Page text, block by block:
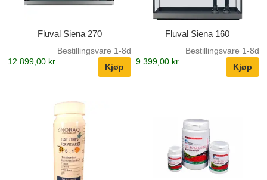
Fluval Siena 270
Bestillingsvare 1-8d
12 899,00 kr
Fluval Siena 160
Bestillingsvare 1-8d
9 399,00 kr